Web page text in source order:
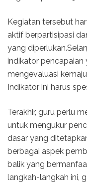
Kegiatan tersebut
aktif berpartisipasi
yang
indikator
mengevaluasi
Indikator ini harus
Terakhir, guru perlu
untuk mengukur
dasar yang
berbagai aspek
balik yang
langkah-langkah ini,